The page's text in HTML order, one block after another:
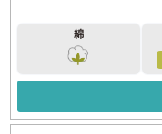
綿